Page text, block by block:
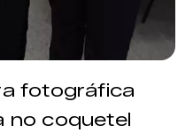
fotográfica
no coquetel